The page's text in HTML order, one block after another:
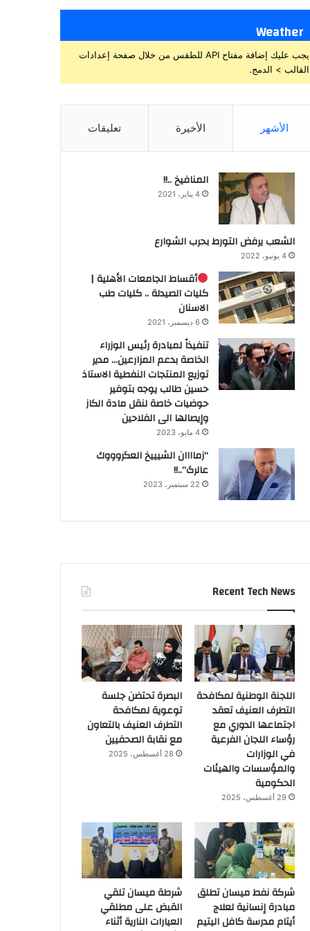
Weather
يجب عليك إضافة مفتاح API للطقس من خلال صفحة إعدادات
القالب > الدمج.
الأشهر الأخيرة تعليقات
المنافيخ ..!!
4 يناير، 2021
الشعب يرفض التورط بحرب الشوارع
4 يونيو، 2022
أقساط الجامعات الأهلية |
كليات الصيدلة .. كليات طب
الاسنان
6 ديسمبر، 2021
تنفيذاً لمبادرة رئيس الوزراء
الخاصة بدعم المزارعين… مدير
توزيع المنتجات النفطية الاستاذ
حسين طالب يوجه بتوفير
حوضيات خاصة لنقل مادة الكاز
وإيصالها الى الفلاحين
4 مايو، 2023
“زماااان الشيييخ العگروووك
عالرگ”..!!
22 سبتمبر، 2023
Recent Tech News
اللجنة الوطنية لمكافحة
التطرف العنيف تعقد
اجتماعها الدوري مع
رؤساء اللجان الفرعية
في الوزارات
والمؤسسات والهيئات
الحكومية
29 أغسطس، 2025
البصرة تحتضن جلسة
توعوية لمكافحة
التطرف العنيف بالتعاون
مع نقابة الصحفيين
28 أغسطس، 2025
شركة نفط ميسان تطلق
مبادرة إنسانية لعلاج
أيتام مدرسة كافل اليتيم
شرطة ميسان تلقي
القبض على مطلقي
العيارات النارية أثناء